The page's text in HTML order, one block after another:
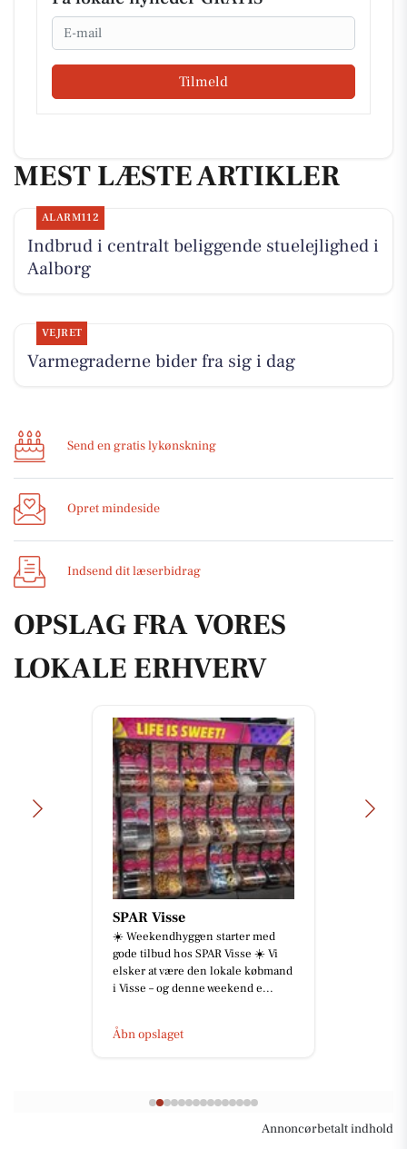
Email
Tilmeld
MEST LÆSTE ARTIKLER
ALARM112
Indbrud i centralt beliggende stuelejlighed i
Aalborg
VEJRET
Varmegraderne bider fra sig i dag
Send en gratis lykønskning
Opret mindeside
Indsend dit læserbidrag
OPSLAG FRA VORES
LOKALE ERHVERV
Full Beauty Aalborg
✨𝑶𝒗𝒆𝒓𝒗𝒆𝒋𝒆𝒓 𝒅𝒖 𝒂𝒕 𝒇𝒋𝒆𝒓𝒏𝒆 𝒅𝒊𝒏
𝒕𝒂𝒕𝒐𝒗𝒆𝒓𝒊𝒏𝒈? ✨ Hos Full Beauty
Aalborg SV tilbyder vi
professione...
Åbn opslaget
Annoncørbetalt indhold